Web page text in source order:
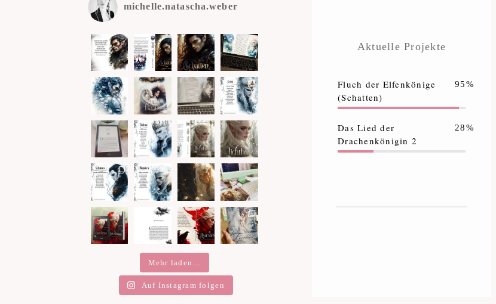
michelle.natascha.weber
Mehr laden…
Auf Instagram folgen
Aktuelle Projekte
Fluch der Elfenkönige
(Schatten)
95%
Das Lied der
Drachenkönigin 2
28%